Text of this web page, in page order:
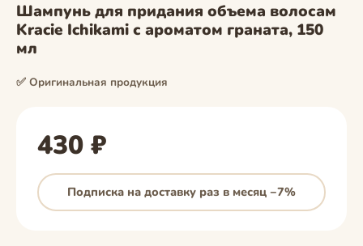
Шампунь для придания объема волосам
Kracie Ichikami с ароматом граната, 150
мл
✅ Оригинальная продукция
430 ₽
Подписка на доставку раз в месяц −7%